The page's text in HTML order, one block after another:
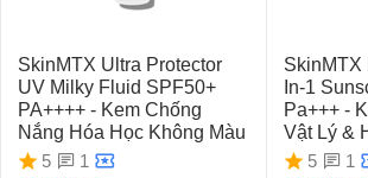
SkinMTX Ultra Protector
UV Milky Fluid SPF50+
PA++++ - Kem Chống
Nắng Hóa Học Không Màu
5
1
SkinMTX
In-1
Pa+++ -
Vật Lý &
Phủ Tự
5
1